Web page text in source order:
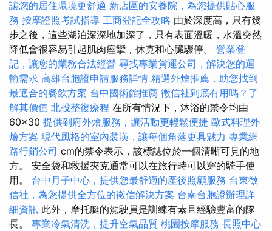
讓您的居住環境更舒適 新店區的安養院，為您提供貼心服
務 按摩證照考試指導 工商登記全攻略 由於深度高，只有幾
步之後，這些湖泊深深地加深了，只有表面溫暖，水溫突然
降低會很容易引起肌肉痙攣，休克和心臟驟停。 營業登
記，讓您的業務合法經營 尋找專業貨運公司，解決您的運
輸需求 高雄台胞證申請服務詳情 精選外燴推薦，助您找到
最適合的餐飲方案 台中國術館推薦 徵信社到底有用嗎？了
解其價值 北投整復療程 在所有情況下，沐浴的禁令均由
60×30 提供到府外燴服務，讓活動更輕鬆便捷 歐式料理外
燴方案 現代風格的室內裝潢，讓每個角落更具魅力 專業網
路行銷公司 cm的禁令表示，該標誌位於一個清晰可見的地
方。 安全袋和救援夾克通常可以在旅行時可以穿的騎手使
用。 台中月子中心，提供您最舒適的產後照顧服務 台東徵
信社，為您提供全方位的徵信解決方案 台南台胞證辦理詳
細資訊 此外，摩托艇的駕駛員是訓練有素且經驗豐富的隊
長。 專業冷氣清洗，提升空氣品質 桃園按摩服務 長照中心